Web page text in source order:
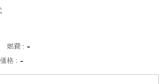
燃費 -
価格 -